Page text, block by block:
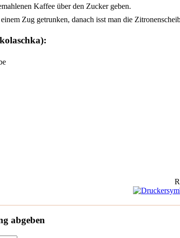
Kaffee über den Zucker geben.
Zug getrunken, danach isst man die
abgeben